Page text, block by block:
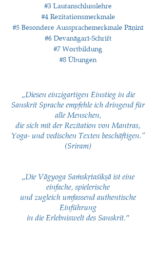
#3 Lautanschlusslehre
#4 Rezitationsmerkmale
#5 Besondere Aussprachemerkmale Pāṇinī
#6 Devanāgarī-Schrift
#7 Wortbildung
#8 Übungen
„Diesen einzigartigen Einstieg in die
Sanskrit Sprache empfehle ich dringend für
alle Menschen,
die sich mit der Rezitation von Mantras,
Yoga- und vedischen Texten beschäftigen.”
(Sriram)
„Die Vāgyoga Saṁskṛtaśikṣā ist eine
einfache, spielerische
und zugleich umfassend authentische
Einführung
in die Erlebniswelt des Sanskrit.”